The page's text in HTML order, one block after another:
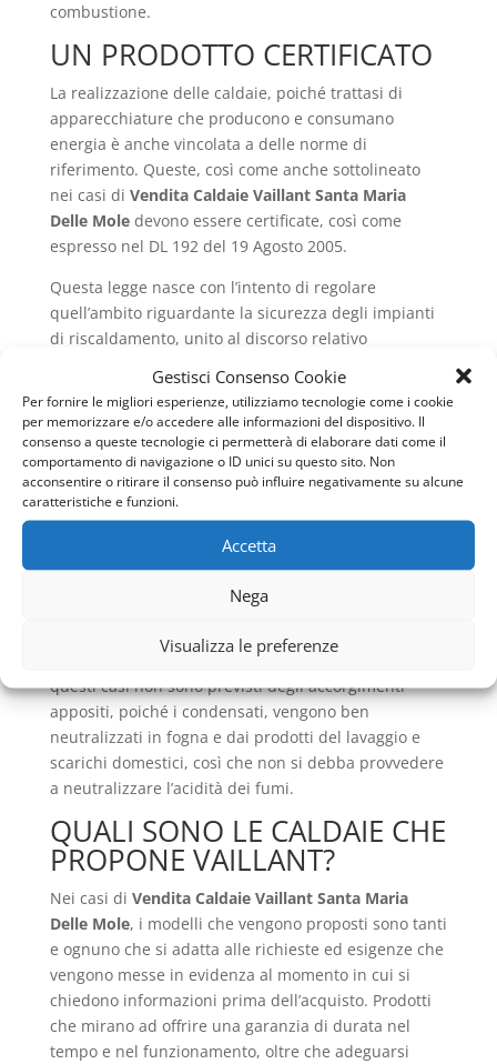
Gestisci Consenso Cookie
Per fornire le migliori esperienze, utilizziamo tecnologie come i cookie
per memorizzare e/o accedere alle informazioni del dispositivo. Il
consenso a queste tecnologie ci permetterà di elaborare dati come il
comportamento di navigazione o ID unici su questo sito. Non
acconsentire o ritirare il consenso può influire negativamente su alcune
caratteristiche e funzioni.
Accetta
Nega
Visualizza le preferenze
combustione.
UN PRODOTTO CERTIFICATO
La realizzazione delle caldaie, poiché trattasi di
apparecchiature che producono e consumano
energia è anche vincolata a delle norme di
riferimento. Queste, così come anche sottolineato
nei casi di Vendita Caldaie Vaillant Santa Maria
Delle Moledevono essere certificate, così come
espresso nel DL 192 del 19 Agosto 2005.
Questa legge nasce con l’intento di regolare
quell’ambito riguardante la sicurezza degli impianti
di riscaldamento, unito al discorso relativo
quattro anni, devono avvenire dei controlli che
verifichino l’eventuale emissione di gas nocivi, per le
caldaie che hanno meno di otto anni di vita. Come le
caldaie invecchiano il periodo del controllo si
restringe con una cadenza di almeno due anni.
combustione e sulla qualità del gas di scarico. E a
rientra anche la normativa UNI 11071 per quelle
apparecchiature che utilizzano gas combustibili e
hanno una portata termica inferiore ai 35Kw. In
questi casi non sono previsti degli accorgimenti
appositi, poiché i condensati, vengono ben
neutralizzati in fogna e dai prodotti del lavaggio e
scarichi domestici, così che non si debba provvedere
a neutralizzare l’acidità dei fumi.
QUALI SONO LE CALDAIE CHE
PROPONE VAILLANT?
Nei casi di Vendita Caldaie Vaillant Santa Maria
Delle Mole, i modelli che vengono proposti sono tanti
e ognuno che si adatta alle richieste ed esigenze che
vengono messe in evidenza al momento in cui si
chiedono informazioni prima dell’acquisto. Prodotti
che mirano ad offrire una garanzia di durata nel
tempo e nel funzionamento, oltre che adeguarsi